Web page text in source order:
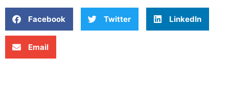
Facebook Twitter LinkedIn
Email